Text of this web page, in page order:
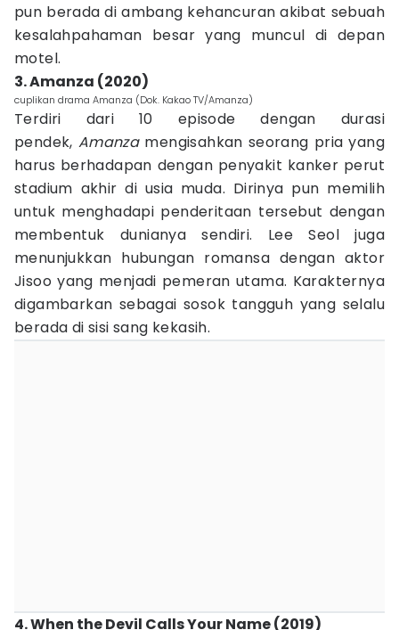
pun berada di ambang kehancuran akibat sebuah
kesalahpahaman besar yang muncul di depan
motel.
3. Amanza (2020)
cuplikan drama Amanza (Dok. Kakao TV/Amanza)
Terdiri dari 10 episode dengan durasi
pendek, Amanzamengisahkan seorang pria yang
harus berhadapan dengan penyakit kanker perut
stadium akhir di usia muda. Dirinya pun memilih
untuk menghadapi penderitaan tersebut dengan
membentuk dunianya sendiri. Lee Seol juga
menunjukkan hubungan romansa dengan aktor
Jisoo yang menjadi pemeran utama. Karakternya
digambarkan sebagai sosok tangguh yang selalu
berada di sisi sang kekasih.
4. When the Devil Calls Your Name (2019)